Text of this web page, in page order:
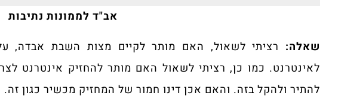
אב"ד לממונות נתיבות
שאלה: רציתי לשאול, האם מותר לקיים מצות השבת אבדה,
לאינטרנט. כמו כן, רציתי לשאול האם מותר להחזיק אינטרנט
להתיר ולהקל בזה. והאם אכן דינו חמור של המחזיק מכשיר כגון זה.